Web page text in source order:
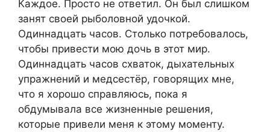
Каждое. Просто не ответил. Он был слишком
занят своей рыболовной удочкой.
Одиннадцать часов. Столько потребовалось,
чтобы привести мою дочь в этот мир.
Одиннадцать часов схваток, дыхательных
упражнений и медсестёр, говорящих мне,
что я хорошо справляюсь, пока я
обдумывала все жизненные решения,
которые привели меня к этому моменту.